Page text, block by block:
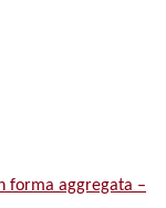
forma aggregata –